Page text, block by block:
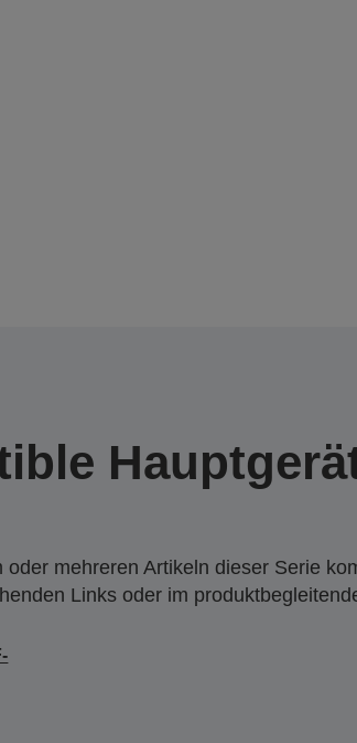
mehreren Artikeln dieser Serie
Links oder im